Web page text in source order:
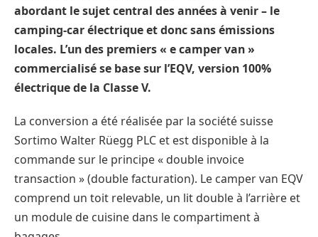
abordant le sujet central des années à venir – le
camping-car électrique et donc sans émissions
locales. L’un des premiers « e camper van »
commercialisé se base sur l’EQV, version 100%
électrique de la Classe V.
La conversion a été réalisée par la société suisse
Sortimo Walter Rüegg PLC et est disponible à la
commande sur le principe « double invoice
transaction » (double facturation). Le camper van EQV
comprend un toit relevable, un lit double à l’arrière et
un module de cuisine dans le compartiment à